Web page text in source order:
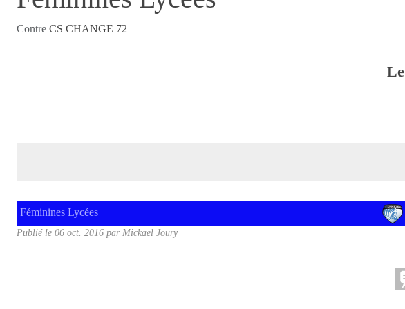
Contre CS CHANGE 72
Le
Féminines Lycées
Publié le 06 oct. 2016 par Mickael Joury